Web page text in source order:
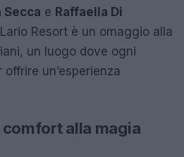
Secca e Raffaella Di
Resort è un omaggio alla
un luogo dove ogni
un’esperienza
comfort alla magia